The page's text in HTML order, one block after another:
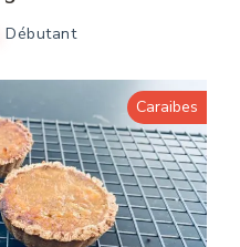
Débutant
Caraibes